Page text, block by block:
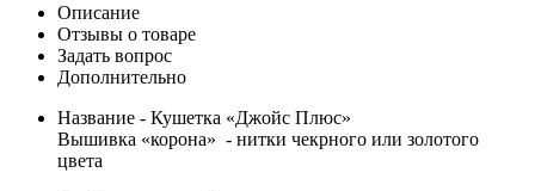
Описание
Отзывы о товаре
Задать вопрос
Дополнительно
Название - Кушетка «Джойс Плюс»
Вышивка «корона» - нитки чекрного или золотого
цвета